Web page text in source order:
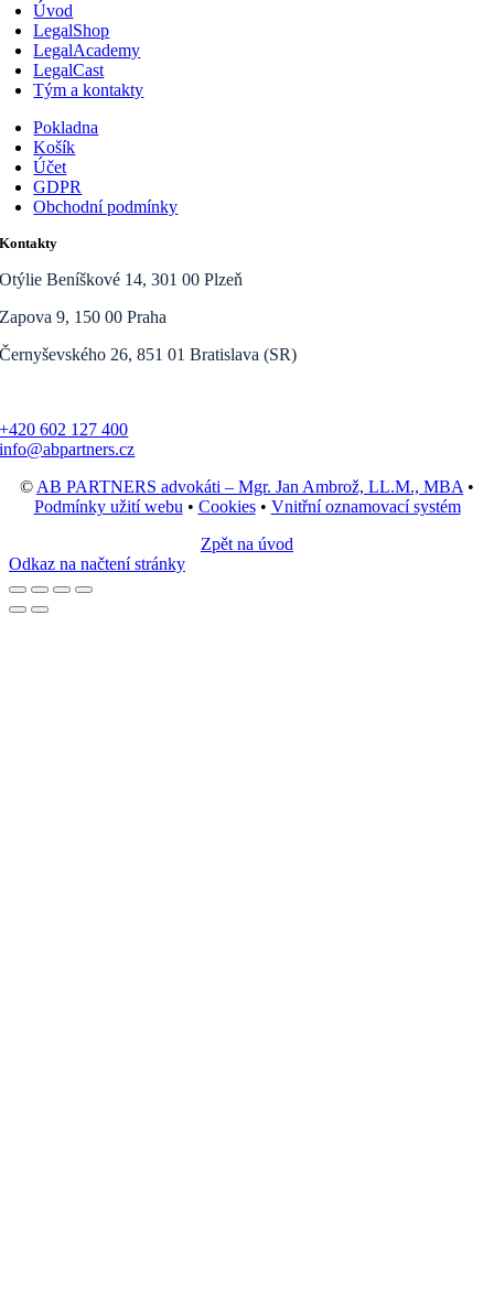
Úvod
LegalShop
LegalAcademy
LegalCast
Tým a kontakty
Pokladna
Košík
Účet
GDPR
Obchodní podmínky
Kontakty
Otýlie Beníškové 14, 301 00 Plzeň
Zapova 9, 150 00 Praha
Černyševského 26, 851 01 Bratislava (SR)
+420 602 127 400
info@abpartners.cz
© AB PARTNERS advokáti – Mgr. Jan Ambrož, LL.M., MBA •
Podmínky užití webu • Cookies• Vnitřní oznamovací systém
Zpět na úvod
Odkaz na načtení stránky